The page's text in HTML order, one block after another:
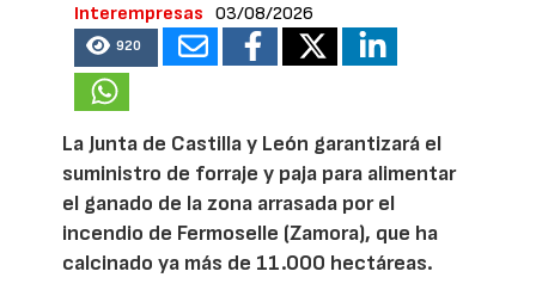
Interempresas
03/08/2026
920
La Junta de Castilla y León garantizará el
suministro de forraje y paja para alimentar
el ganado de la zona arrasada por el
incendio de Fermoselle (Zamora), que ha
calcinado ya más de 11.000 hectáreas.